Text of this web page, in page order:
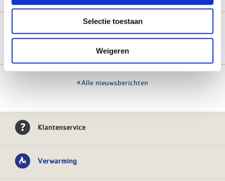
Selectie toestaan
Weigeren
Assortiment leidingsystemen nog
verder uitgebreid met grote maten
ATAG Comfortdiensten -
ondersteuning bij inbedrijfstellen
Alle nieuwsberichten
Klantenservice
Verwarming